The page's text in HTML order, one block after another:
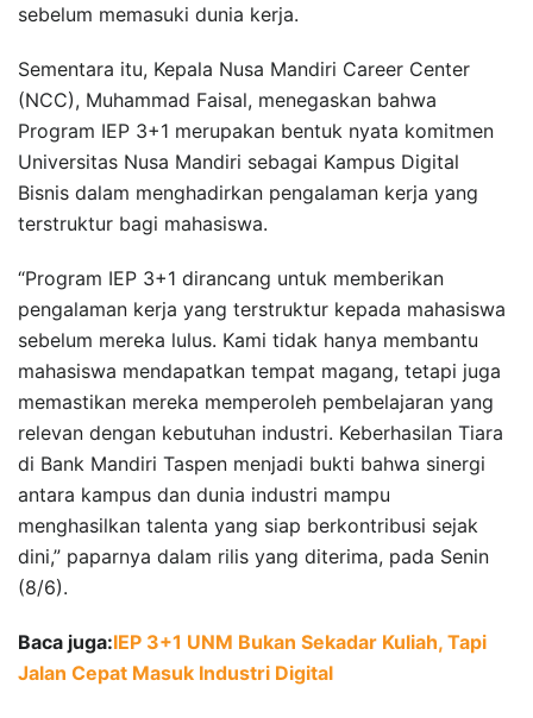
sebelum memasuki dunia kerja.
Sementara itu, Kepala Nusa Mandiri Career Center
(NCC), Muhammad Faisal, menegaskan bahwa
Program IEP 3+1 merupakan bentuk nyata komitmen
Universitas Nusa Mandiri sebagai Kampus Digital
Bisnis dalam menghadirkan pengalaman kerja yang
terstruktur bagi mahasiswa.
“Program IEP 3+1 dirancang untuk memberikan
pengalaman kerja yang terstruktur kepada mahasiswa
sebelum mereka lulus. Kami tidak hanya membantu
mahasiswa mendapatkan tempat magang, tetapi juga
memastikan mereka memperoleh pembelajaran yang
relevan dengan kebutuhan industri. Keberhasilan Tiara
di Bank Mandiri Taspen menjadi bukti bahwa sinergi
antara kampus dan dunia industri mampu
menghasilkan talenta yang siap berkontribusi sejak
dini,” paparnya dalam rilis yang diterima, pada Senin
(8/6).
Baca juga:IEP 3+1 UNM Bukan Sekadar Kuliah, Tapi
Jalan Cepat Masuk Industri Digital